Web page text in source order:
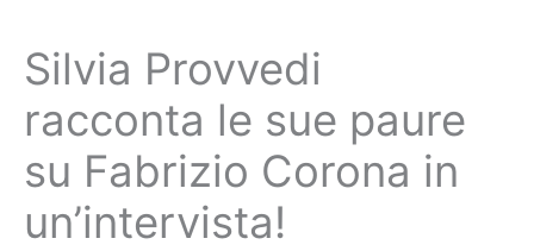
Silvia Provvedi
racconta le sue paure
su Fabrizio Corona in
un’intervista!